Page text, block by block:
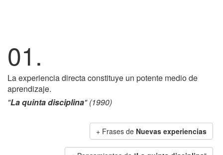
01.
La experiencia directa constituye un potente medio de
aprendizaje.
"La quinta disciplina" (1990)
+ Frases de Nuevas experiencias